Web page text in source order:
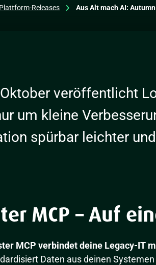
Plattform-Releases Aus Alt mach AI:
veröffentlicht
um kleine
spürbar leichter
MCP – Auf
MCP verbindet deine Legacy-IT
Daten aus deinen